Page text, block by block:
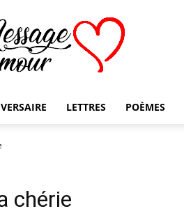
LETTRES POÈMES
chérie